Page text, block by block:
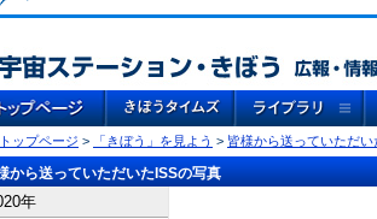
トップページ > 「きぼう」を見よう > 皆様から送っていただい
から送っていただいたISSの写真
年